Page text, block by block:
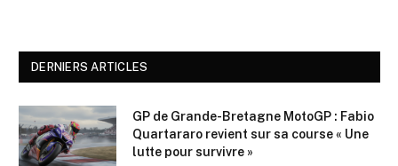
DERNIERS ARTICLES
GP de Grande-Bretagne MotoGP : Fabio
Quartararo revient sur sa course « Une
lutte pour survivre »